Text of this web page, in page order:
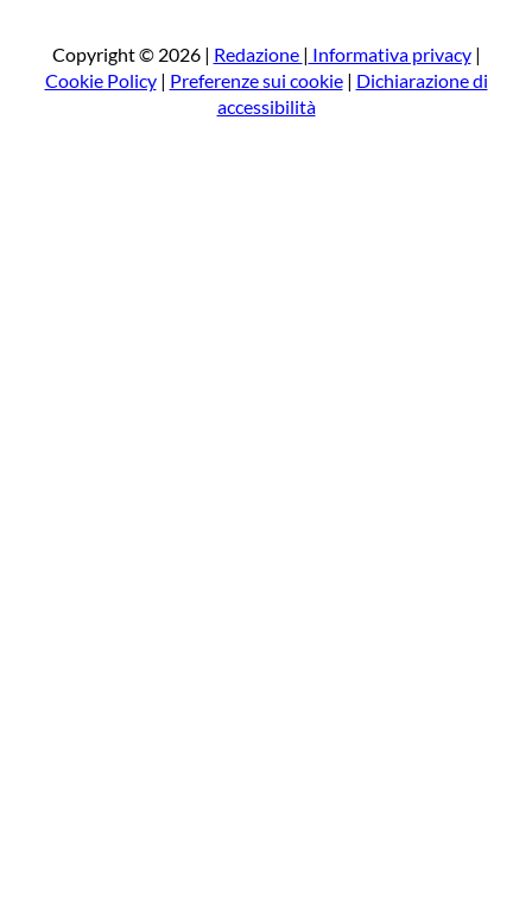
a
Copyright © 2026 | Redazione | Informativa privacy|
Cookie Policy| Preferenze sui cookie| Dichiarazione di
accessibilità